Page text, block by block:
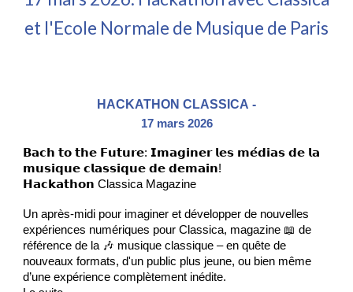
et l'Ecole Normale de Musique de Paris
HACKATHON CLASSICA -
17 mars 2026
𝗕𝗮𝗰𝗵 𝘁𝗼 𝘁𝗵𝗲 𝗙𝘂𝘁𝘂𝗿𝗲: 𝗜𝗺𝗮𝗴𝗶𝗻𝗲𝗿 𝗹𝗲𝘀 𝗺𝗲́𝗱𝗶𝗮𝘀 𝗱𝗲 𝗹𝗮
𝗺𝘂𝘀𝗶𝗾𝘂𝗲 𝗰𝗹𝗮𝘀𝘀𝗶𝗾𝘂𝗲 𝗱𝗲 𝗱𝗲𝗺𝗮𝗶𝗻!
𝗛𝗮𝗰𝗸𝗮𝘁𝗵𝗼𝗻 Classica Magazine
Un après-midi pour imaginer et développer de nouvelles
expériences numériques pour Classica, magazine 📖 de
référence de la 🎶 musique classique – en quête de
nouveaux formats, d'un public plus jeune, ou bien même
d’une expérience complètement inédite.